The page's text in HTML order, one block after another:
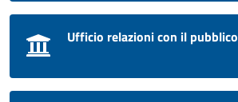
Ufficio relazioni con il pubblico